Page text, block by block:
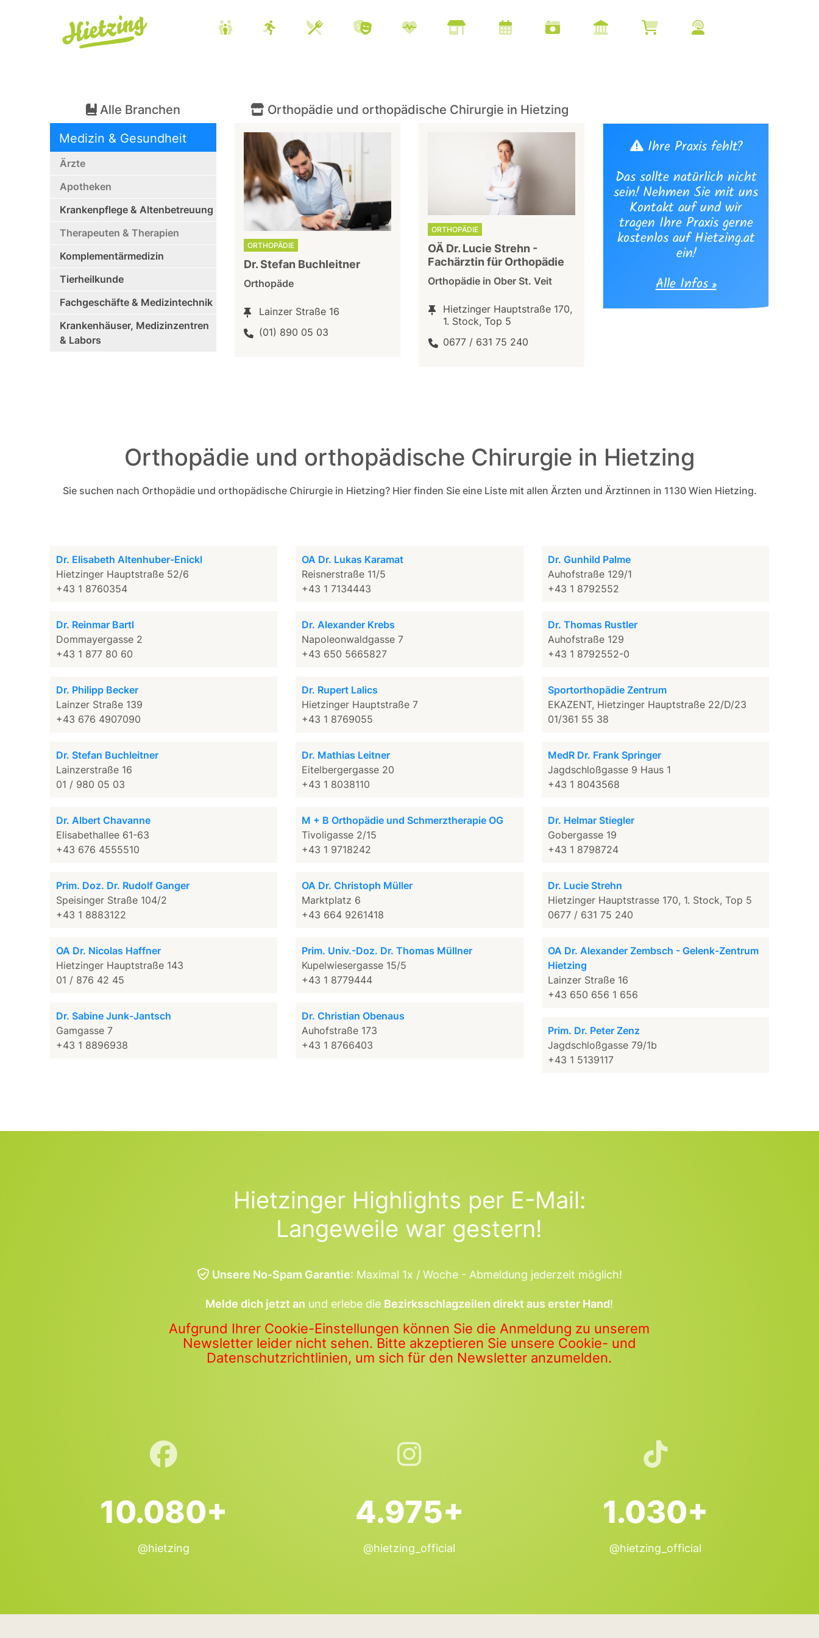
Alle Branchen
Orthopädie und orthopädische Chirurgie in Hietzing
Medizin & Gesundheit
Ärzte
Apotheken
Krankenpflege & Altenbetreuung
Therapeuten & Therapien
Komplementärmedizin
Tierheilkunde
Fachgeschäfte & Medizintechnik
Krankenhäuser, Medizinzentren
& Labors
ORTHOPÄDIE
Dr. Stefan Buchleitner
Orthopäde
Lainzer Straße 16
(01) 890 05 03
ORTHOPÄDIE
OÄ Dr. Lucie Strehn -
Fachärztin für Orthopädie
Orthopädie in Ober St. Veit
Hietzinger Hauptstraße 170,
1. Stock, Top 5
0677 / 631 75 240
Ihre Praxis fehlt?
Das sollte natürlich nicht
sein! Nehmen Sie mit uns
Kontakt auf und wir
tragen Ihre Praxis gerne
kostenlos auf Hietzing.at
ein!
Alle Infos »
Orthopädie und orthopädische Chirurgie in Hietzing
Sie suchen nach Orthopädie und orthopädische Chirurgie in Hietzing? Hier finden Sie eine Liste mit allen Ärzten und Ärztinnen in 1130 Wien Hietzing.
Dr. Elisabeth Altenhuber-Enickl
Hietzinger Hauptstraße 52/6
+43 1 8760354
Dr. Reinmar Bartl
Dommayergasse 2
+43 1 877 80 60
Dr. Philipp Becker
Lainzer Straße 139
+43 676 4907090
Dr. Stefan Buchleitner
Lainzerstraße 16
01 / 980 05 03
Dr. Albert Chavanne
Elisabethallee 61-63
+43 676 4555510
Prim. Doz. Dr. Rudolf Ganger
Speisinger Straße 104/2
+43 1 8883122
OA Dr. Nicolas Haffner
Hietzinger Hauptstraße 143
01 / 876 42 45
Dr. Sabine Junk-Jantsch
Gamgasse 7
+43 1 8896938
OA Dr. Lukas Karamat
Reisnerstraße 11/5
+43 1 7134443
Dr. Alexander Krebs
Napoleonwaldgasse 7
+43 650 5665827
Dr. Rupert Lalics
Hietzinger Hauptstraße 7
+43 1 8769055
Dr. Mathias Leitner
Eitelbergergasse 20
+43 1 8038110
M + B Orthopädie und Schmerztherapie OG
Tivoligasse 2/15
+43 1 9718242
OA Dr. Christoph Müller
Marktplatz 6
+43 664 9261418
Prim. Univ.-Doz. Dr. Thomas Müllner
Kupelwiesergasse 15/5
+43 1 8779444
Dr. Christian Obenaus
Auhofstraße 173
+43 1 8766403
Dr. Gunhild Palme
Auhofstraße 129/1
+43 1 8792552
Dr. Thomas Rustler
Auhofstraße 129
+43 1 8792552-0
Sportorthopädie Zentrum
EKAZENT, Hietzinger Hauptstraße 22/D/23
01/361 55 38
MedR Dr. Frank Springer
Jagdschloßgasse 9 Haus 1
+43 1 8043568
Dr. Helmar Stiegler
Gobergasse 19
+43 1 8798724
Dr. Lucie Strehn
Hietzinger Hauptstrasse 170, 1. Stock, Top 5
0677 / 631 75 240
OA Dr. Alexander Zembsch - Gelenk-Zentrum
Hietzing
Lainzer Straße 16
+43 650 656 1 656
Prim. Dr. Peter Zenz
Jagdschloßgasse 79/1b
+43 1 5139117
Hietzinger Highlights per E-Mail:
Langeweile war gestern!
Unsere No-Spam Garantie: Maximal 1x / Woche - Abmeldung jederzeit möglich!
Melde dich jetzt an und erlebe die Bezirksschlagzeilen direkt aus erster Hand!
Aufgrund Ihrer Cookie-Einstellungen können Sie die Anmeldung zu unserem
Newsletter leider nicht sehen. Bitte akzeptieren Sie unsere Cookie- und
Datenschutzrichtlinien, um sich für den Newsletter anzumelden.
10.080+
@hietzing
4.975+
@hietzing_official
1.030+
@hietzing_official